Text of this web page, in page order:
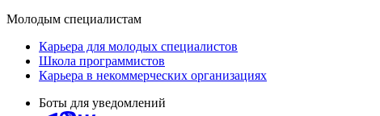
Молодым специалистам
Карьера для молодых специалистов
Школа программистов
Карьера в некоммерческих организациях
Боты для уведомлений